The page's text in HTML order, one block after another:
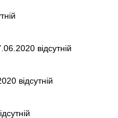
відсутній
відсутній